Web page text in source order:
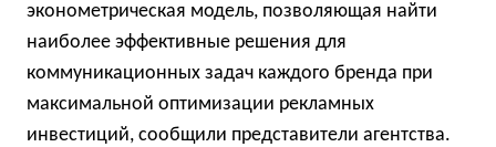
эконометрическая модель, позволяющая найти
наиболее эффективные решения для
коммуникационных задач каждого бренда при
максимальной оптимизации рекламных
инвестиций, сообщили представители агентства.